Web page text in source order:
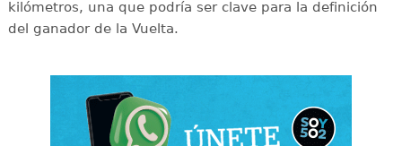
kilómetros, una que podría ser clave para la definición
del ganador de la Vuelta.